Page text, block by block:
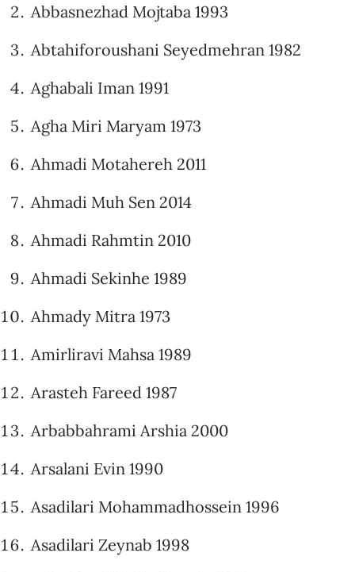
Abbasnezhad Mojtaba 1993
Abtahiforoushani Seyedmehran 1982
Aghabali Iman 1991
Agha Miri Maryam 1973
Ahmadi Motahereh 2011
Ahmadi Muh Sen 2014
Ahmadi Rahmtin 2010
Ahmadi Sekinhe 1989
Ahmady Mitra 1973
Amirliravi Mahsa 1989
Arasteh Fareed 1987
Arbabbahrami Arshia 2000
Arsalani Evin 1990
Asadilari Mohammadhossein 1996
Asadilari Zeynab 1998